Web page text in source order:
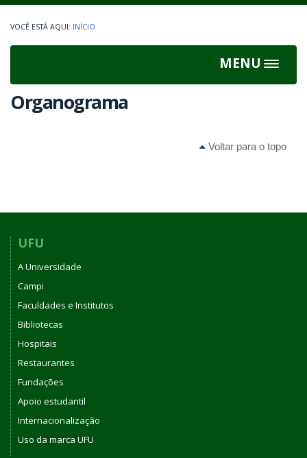
INÍCIO
MENU
Toggle
Organograma
Voltar para o topo
UFU
A Universidade
Campi
Faculdades e Institutos
Bibliotecas
Hospitais
Restaurantes
Fundações
Apoio estudantil
Internacionalização
Uso da marca UFU